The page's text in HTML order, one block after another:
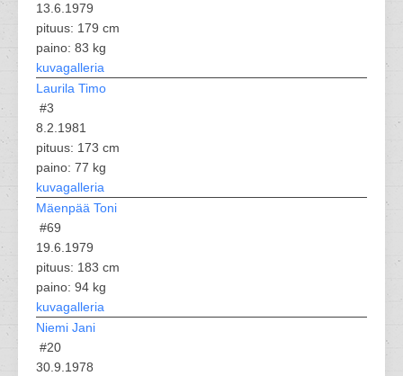
13.6.1979
pituus: 179 cm
paino: 83 kg
kuvagalleria
Laurila Timo
#3
8.2.1981
pituus: 173 cm
paino: 77 kg
kuvagalleria
Mäenpää Toni
#69
19.6.1979
pituus: 183 cm
paino: 94 kg
kuvagalleria
Niemi Jani
#20
30.9.1978